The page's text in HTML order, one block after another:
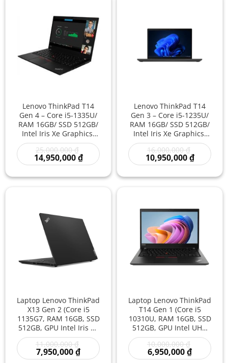
Lenovo ThinkPad T14
Gen 4 – Core i5-1335U/
RAM 16GB/ SSD 512GB/
Intel Iris Xe Graphics/
14 inch – Laptop Văn
Phòng Cao Cấp Tốc Độ
Nhanh Làm Việc
25,000,000₫
gốc
là:
14,950,000₫Giá
hiện
là:
Lenovo ThinkPad T14
Gen 3 – Core i5-1235U/
RAM 16GB/ SSD 512GB/
Intel Iris Xe Graphics/
14 inch – Laptop Doanh
Nhân Đa Nhiệm Mạnh
Gọn Nhẹ Giá Rẻ
16,000,000₫
gốc
là:
10,950,000₫Giá
hiện
là:
Laptop Lenovo ThinkPad
X13 Gen 2 (Core i5
1135G7, RAM 16GB, SSD
512GB, GPU Intel Iris Xe
Graphics, 13.3 inch
FHD) Cũ Giá Rẻ – Laptop
Cũ Doanh Nhân, Mỏng
11,000,000₫
là:
7,950,000₫Giá
hiện
Laptop Lenovo ThinkPad
T14 Gen 1 (Core i5
10310U, RAM 16GB, SSD
512GB, GPU Intel UHD
Graphics, 14 inch FHD)
Cũ Giá Rẻ | Laptop Cũ
Doanh Nhân, Văn
10,000,000₫
là:
6,950,000₫Giá
hiện